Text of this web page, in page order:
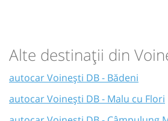
Alte destinații din
autocar Voinești DB - Bădeni
autocar Voinești DB - Malu cu Flori